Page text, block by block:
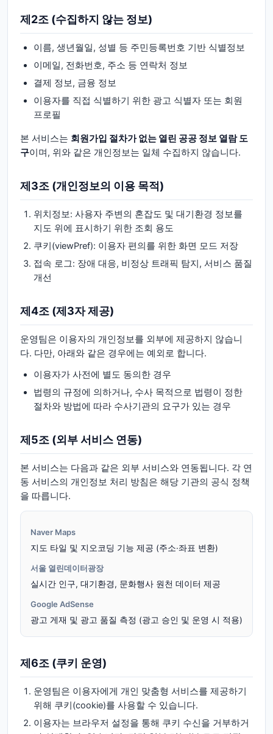
제2조 (수집하지 않는 정보)
이름, 생년월일, 성별 등 주민등록번호 기반 식별정보
이메일, 전화번호, 주소 등 연락처 정보
결제 정보, 금융 정보
이용자를 직접 식별하기 위한 광고 식별자 또는 회원
프로필
본 서비스는 회원가입 절차가 없는 열린 공공 정보 열람 도
구이며, 위와 같은 개인정보는 일체 수집하지 않습니다.
제3조 (개인정보의 이용 목적)
위치정보: 사용자 주변의 혼잡도 및 대기환경 정보를
지도 위에 표시하기 위한 조회 용도
쿠키(viewPref): 이용자 편의를 위한 화면 모드 저장
접속 로그: 장애 대응, 비정상 트래픽 탐지, 서비스 품질
개선
제4조 (제3자 제공)
운영팀은 이용자의 개인정보를 외부에 제공하지 않습니
다. 다만, 아래와 같은 경우에는 예외로 합니다.
이용자가 사전에 별도 동의한 경우
법령의 규정에 의하거나, 수사 목적으로 법령이 정한
절차와 방법에 따라 수사기관의 요구가 있는 경우
제5조 (외부 서비스 연동)
본 서비스는 다음과 같은 외부 서비스와 연동됩니다. 각 연
동 서비스의 개인정보 처리 방침은 해당 기관의 공식 정책
을 따릅니다.
Naver Maps
지도 타일 및 지오코딩 기능 제공 (주소·좌표 변환)
서울 열린데이터광장
실시간 인구, 대기환경, 문화행사 원천 데이터 제공
Google AdSense
광고 게재 및 광고 품질 측정 (광고 승인 및 운영 시 적용)
제6조 (쿠키 운영)
운영팀은 이용자에게 개인 맞춤형 서비스를 제공하기
위해 쿠키(cookie)를 사용할 수 있습니다.
이용자는 브라우저 설정을 통해 쿠키 수신을 거부하거